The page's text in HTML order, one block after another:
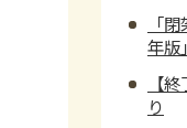
「
年版
【
り